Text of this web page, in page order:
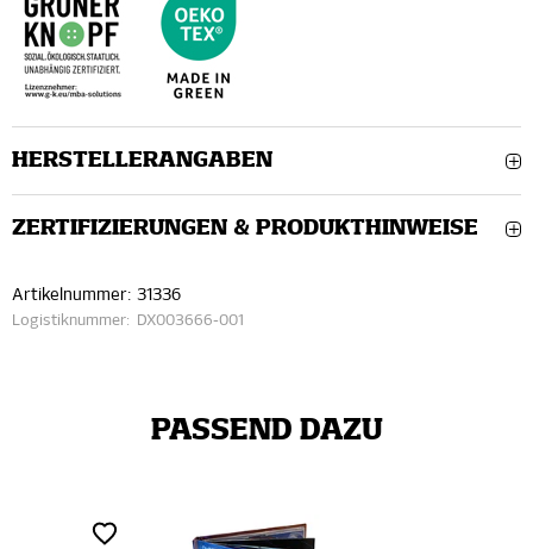
HERSTELLERANGABEN
ZERTIFIZIERUNGEN & PRODUKTHINWEISE
Artikelnummer: 31336
Logistiknummer: DX003666-001
PASSEND DAZU